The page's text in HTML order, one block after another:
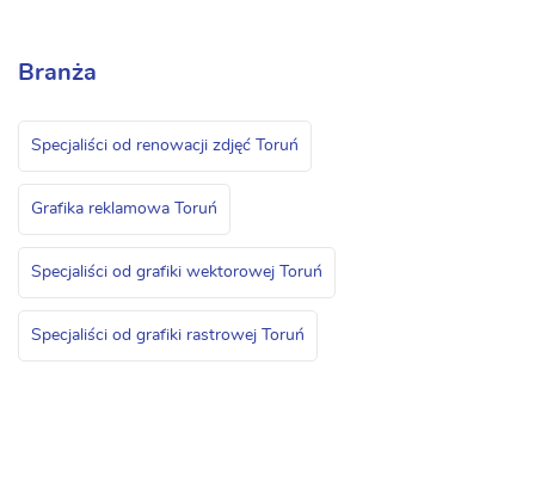
Branża
Specjaliści od renowacji zdjęć Toruń
Grafika reklamowa Toruń
Specjaliści od grafiki wektorowej Toruń
Specjaliści od grafiki rastrowej Toruń